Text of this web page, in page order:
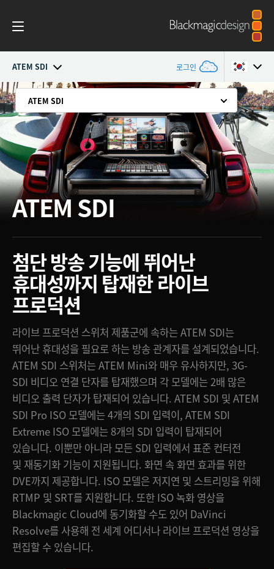
ATEM SDI 로그인
ATEM SDI
워크플로
소프트웨어 컨트롤
시작하기
Advanced Panel
카메라 컨트롤
Argentina
Australia
Austria
Brazil
Canada
China
Denmark
Finland
France
Germany
Hong Kong SAR, China
India
Italy
Japan
Korea
Mexico
Malaysia
Netherlands
ATEM SDI
ATEM SDI
뛰어난 휴대성을 제공하는 차세대 라이브 프로덕션 스위처
모든 기능을 지원하는 방송급 스위처
세 종류의 훌륭한 ATEM SDI 모델
손쉬운 사용법
비디오 소프트웨어를 위한 웹캠 출력
ATEM SDI Pro에서 이더넷을 통해 실시간으로 스트리밍해 보세요
5G/4G 핸드폰을 연결해 모바일 데이터를 사용하세요
ATEM SDI Pro에서 USB 플래시 디스크로 바로 녹화 가능
ISO 파일을 사용해 라이브 프로덕션 영상을 편집하세요
DaVinci Resolve에서 라이브 프로덕션 영상을 편집하세요
멋진 비디오 효과를 추가하세요
전문가용 마이크 사용
모든 SDI 입력 포맷의 자동 변환 기능
비장의 방송 기능 내장
ATEM Software Control Panel 무료 제공
전용 하드웨어 컨트롤 패널을 ATEM Software와 함께 사용해보세요
화면 속 화면 효과를 위한 DVE, 트랜지션, 효과
ATEM SDI
첨단 방송기능에 뛰어난
휴대성까지 탑재한 라이브
프로덕션
라이브 프로덕션 스위처 제품군에 속하는 ATEM SDI는
뛰어난 휴대성을 필요로 하는 방송 관계자를 설계되었습니다.
ATEM SDI 스위처는 ATEM Mini와 매우 유사하지만, 3G-
SDI 비디오 연결 단자를 탑재했으며 각 모델에는 2배 많은
비디오 출력 단자가 탑재되어 있습니다. ATEM SDI 및 ATEM
SDI Pro ISO 모델에는 4개의 SDI 입력이, ATEM SDI
Extreme ISO 모델에는 8개의 SDI 입력이 탑재되어
있습니다. 이뿐만 아니라 모든 SDI 입력에서 표준 컨터전
및 재동기화 기능이 지원됩니다. 화면 속 화면 효과를 위한
DVE까지 제공합니다. ISO 모델은 저지연 및 스트리밍을 위해
RTMP 및 SRT를 지원합니다. 또한 ISO 녹화 영상을
Blackmagic Cloud에 동기화할 수도 있어 DaVinci
Resolve를 사용해 전 세계 어디서나 라이브 프로덕션 영상을
편집할 수 있습니다.